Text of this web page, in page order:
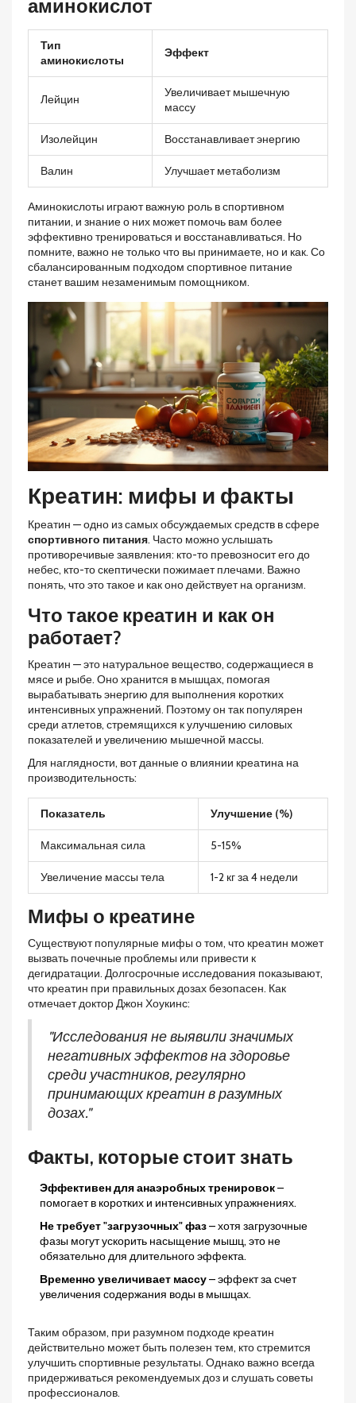
аминокислот
Тип
аминокислоты
Эффект
Лейцин
Увеличивает мышечную
массу
Изолейцин Восстанавливает энергию
Валин Улучшает метаболизм
Аминокислоты играют важную роль в спортивном
питании, и знание о них может помочь вам более
эффективно тренироваться и восстанавливаться. Но
помните, важно не только что вы принимаете, но и как. Со
сбалансированным подходом спортивное питание
станет вашим незаменимым помощником.
Креатин: мифы и факты
Креатин — одно из самых обсуждаемых средств в сфере
спортивного питания. Часто можно услышать
противоречивые заявления: кто-то превозносит его до
небес, кто-то скептически пожимает плечами. Важно
понять, что это такое и как оно действует на организм.
Что такое креатин и как он
работает?
Креатин — это натуральное вещество, содержащиеся в
мясе и рыбе. Оно хранится в мышцах, помогая
вырабатывать энергию для выполнения коротких
интенсивных упражнений. Поэтому он так популярен
среди атлетов, стремящихся к улучшению силовых
показателей и увеличению мышечной массы.
Для наглядности, вот данные о влиянии креатина на
производительность:
Показатель Улучшение (%)
Максимальная сила 5-15%
Увеличение массы тела 1-2 кг за 4 недели
Мифы о креатине
Существуют популярные мифы о том, что креатин может
вызвать почечные проблемы или привести к
дегидратации. Долгосрочные исследования показывают,
что креатин при правильных дозах безопасен. Как
отмечает доктор Джон Хоукинс:
"Исследования не выявили значимых
негативных эффектов на здоровье
среди участников, регулярно
принимающих креатин в разумных
дозах."
Факты, которые стоит знать
Эффективен для анаэробных тренировок–
помогает в коротких и интенсивных упражнениях.
Не требует "загрузочных" фаз– хотя загрузочные
фазы могут ускорить насыщение мышц, это не
обязательно для длительного эффекта.
Временно увеличивает массу– эффект за счет
увеличения содержания воды в мышцах.
Таким образом, при разумном подходе креатин
действительно может быть полезен тем, кто стремится
улучшить спортивные результаты. Однако важно всегда
придерживаться рекомендуемых доз и слушать советы
профессионалов.